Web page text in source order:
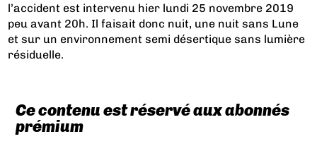
l’accident est intervenu hier lundi 25 novembre 2019
peu avant 20h. Il faisait donc nuit, une nuit sans Lune
et sur un environnement semi désertique sans lumière
résiduelle.
Ce contenu est réservé aux abonnés
prémium